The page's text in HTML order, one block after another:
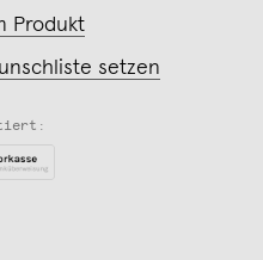
Produkt
setzen